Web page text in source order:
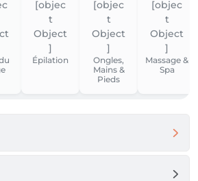
Épilation
Ongles,
Mains &
Pieds
Massage &
Spa